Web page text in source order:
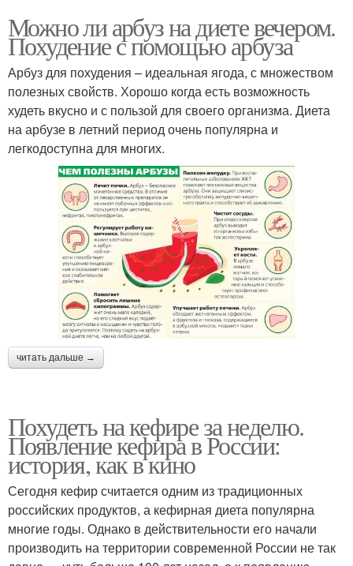
Можно ли арбуз на диете вечером.
Похудение с помощью арбуза
Арбуз для похудения – идеальная ягода, с множеством
полезных свойств. Хорошо когда есть возможность
худеть вкусно и с пользой для своего организма. Диета
на арбузе в летний период очень популярна и
легкодоступна для многих.
читать дальше →
Похудеть на кефире за неделю.
Появление кефира в России:
история, как в кино
Сегодня кефир считается одним из традиционных
российских продуктов, а кефирная диета популярна
многие годы. Однако в действительности его начали
производить на территории современной России не так